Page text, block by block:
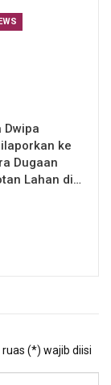
Dwipa
ke
Dugaan
Lahan di…
(*) wajib diisi